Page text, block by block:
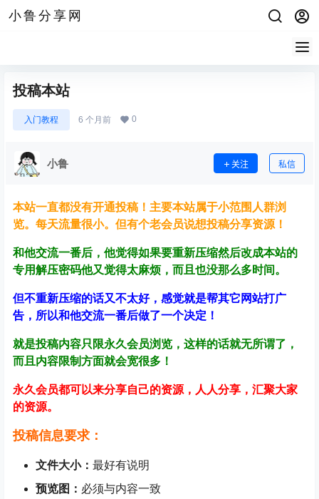
小鲁分享网
投稿本站
入门教程 6 个月前 0
小鲁 关注 私信
本站一直都没有开通投稿！主要本站属于小范围人群浏
览。每天流量很小。但有个老会员说想投稿分享资源！
和他交流一番后，他觉得如果要重新压缩然后改成本站的
专用解压密码他又觉得太麻烦，而且也没那么多时间。
但不重新压缩的话又不太好，感觉就是帮其它网站打广
告，所以和他交流一番后做了一个决定！
就是投稿内容只限永久会员浏览，这样的话就无所谓了，
而且内容限制方面就会宽很多！
永久会员都可以来分享自己的资源，人人分享，汇聚大家
的资源。
投稿信息要求：
文件大小： 最好有说明
预览图： 必须与内容一致